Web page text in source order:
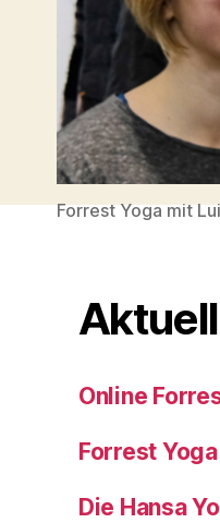
Forrest Yoga mit
Online
Forrest
Die Hansa